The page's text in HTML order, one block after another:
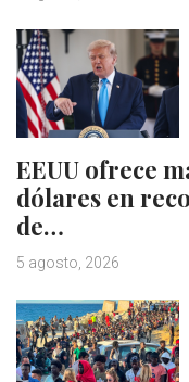
EEUU ofrece
dólares en
de…
5 agosto, 2026